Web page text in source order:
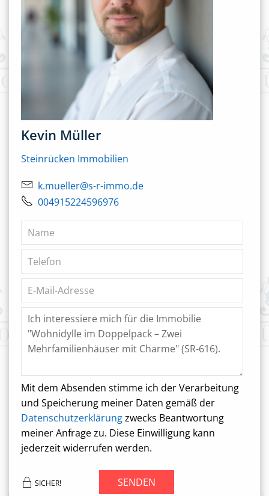
Kevin Müller
Steinrücken Immobilien
k.mueller@s-r-immo.de
004915224596976
Mit dem Absenden stimme ich der Verarbeitung
und Speicherung meiner Daten gemäß der
Datenschutzerklärungzwecks Beantwortung
meiner Anfrage zu. Diese Einwilligung kann
jederzeit widerrufen werden.
SICHER! SENDEN